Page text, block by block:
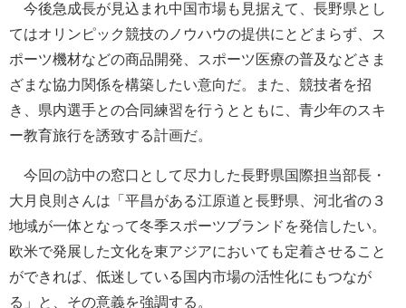
今後急成長が見込まれ中国市場も見据えて、長野県とし
てはオリンピック競技のノウハウの提供にとどまらず、ス
ポーツ機材などの商品開発、スポーツ医療の普及などさま
ざまな協力関係を構築したい意向だ。また、競技者を招
き、県内選手との合同練習を行うとともに、青少年のスキ
ー教育旅行を誘致する計画だ。
今回の訪中の窓口として尽力した長野県国際担当部長・
大月良則さんは「平昌がある江原道と長野県、河北省の３
地域が一体となって冬季スポーツブランドを発信したい。
欧米で発展した文化を東アジアにおいても定着させること
ができれば、低迷している国内市場の活性化にもつなが
る」と、その意義を強調する。